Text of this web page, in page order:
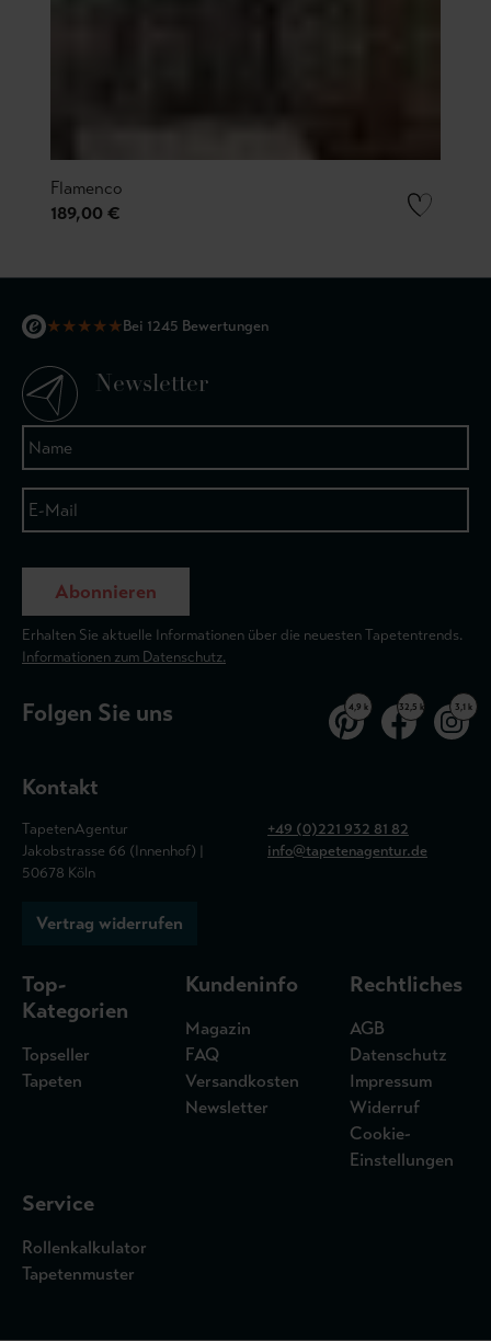
Flamenco
189,00 €
★★★★★Bei 1245 Bewertungen
Newsletter
Abonnieren
Erhalten Sie aktuelle Informationen über die neuesten Tapetentrends.
Informationen zum Datenschutz.
Folgen Sie uns 4,9 k 32,5 k 3,1 k
Kontakt
TapetenAgentur
Jakobstrasse 66 (Innenhof) |
50678 Köln
+49 (0)221 932 81 82
info@tapetenagentur.de
Vertrag widerrufen
Top-
Kategorien
Topseller
Tapeten
Kundeninfo
Magazin
FAQ
Versandkosten
Newsletter
Rechtliches
AGB
Datenschutz
Impressum
Widerruf
Cookie-
Einstellungen
Service
Rollenkalkulator
Tapetenmuster